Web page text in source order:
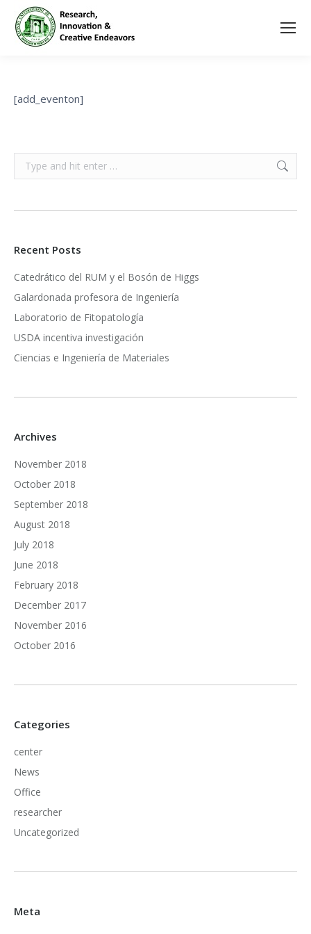
[add_eventon]
Search:
Recent Posts
Catedrático del RUM y el Bosón de Higgs
Galardonada profesora de Ingeniería
Laboratorio de Fitopatología
USDA incentiva investigación
Ciencias e Ingeniería de Materiales
Archives
November 2018
October 2018
September 2018
August 2018
July 2018
June 2018
February 2018
December 2017
November 2016
October 2016
Categories
center
News
Office
researcher
Uncategorized
Meta